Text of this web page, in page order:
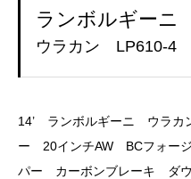
ランボルギーニ
ウラカン LP610-4
14’ ランボルギーニ ウラ
ー 20インチAW BCフォー
パー カーボンブレーキ ダ